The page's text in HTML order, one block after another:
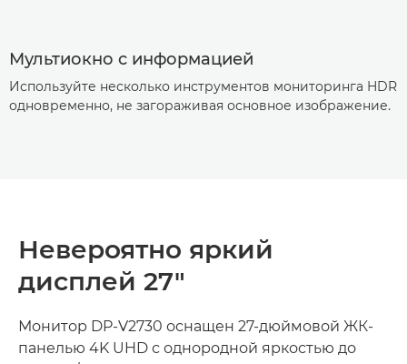
Мультиокно с информацией
Используйте несколько инструментов мониторинга HDR
одновременно, не загораживая основное изображение.
Невероятно яркий
дисплей 27"
Монитор DP-V2730 оснащен 27-дюймовой ЖК-
панелью 4K UHD с однородной яркостью до